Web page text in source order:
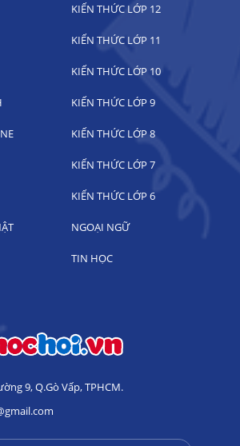
KIẾN THỨC LỚP 12
KIẾN THỨC LỚP 11
KIẾN THỨC LỚP 10
KIẾN THỨC LỚP 9
KIẾN THỨC LỚP 8
KIẾN THỨC LỚP 7
KIẾN THỨC LỚP 6
NGOẠI NGỮ
TIN HỌC
9, Q.Gò Vấp, TPHCM.